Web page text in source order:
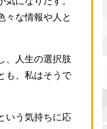
々な情報や人と
、人生の選択肢
も、私はそうで
いう気持ちに応